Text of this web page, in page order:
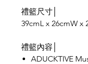
禮籃尺寸│
39cmL x 26cmW x
禮籃內容│
ADUCKTIVE